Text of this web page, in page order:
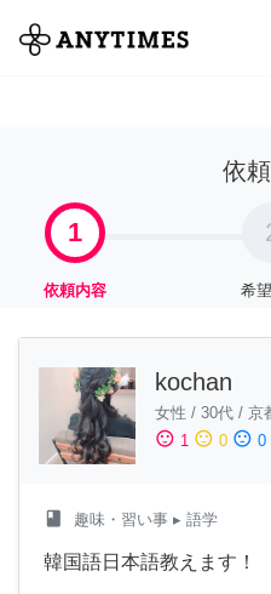
全て
依
1
依頼内容 希
kochan
女性 / 30代 / 京
sentiment_satisfied 1 sentiment_neutral 0 sentiment_dissatisfied 0
class 趣味・習い事 ▸ 語学
韓国語日本語教えます！